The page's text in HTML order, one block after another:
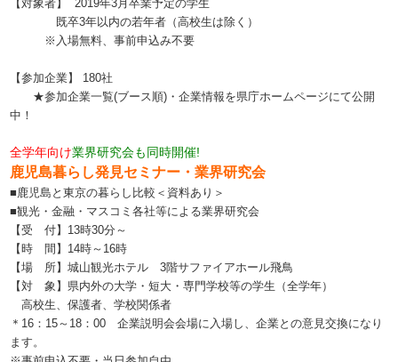
【対象者】
2019年3月卒業予定の学生
既卒3年以内の若年者（高校生は除く）
※入場無料、事前申込み不要
【参加企業】
180社
★参加企業一覧(ブース順)・企業情報を県庁ホームページにて公開
中！
全学年向け業界研究会も同時開催!
鹿児島暮らし発見セミナー・業界研究会
■鹿児島と東京の暮らし比較＜資料あり＞
■観光・金融・マスコミ各社等による業界研究会
【受 付】 13時30分～
【時 間】 14時～16時
【場 所】城山観光ホテル 3階サファイアホール飛鳥
【対 象】 県内外の大学・短大・専門学校等の学生（全学年）
高校生、保護者、学校関係者
＊16：15～18：00 企業説明会会場に入場し、企業との意見交換になり
ます。